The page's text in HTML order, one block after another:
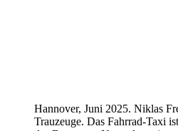
Hannover, Juni 2025. Niklas
Trauzeuge. Das Fahrrad-Taxi